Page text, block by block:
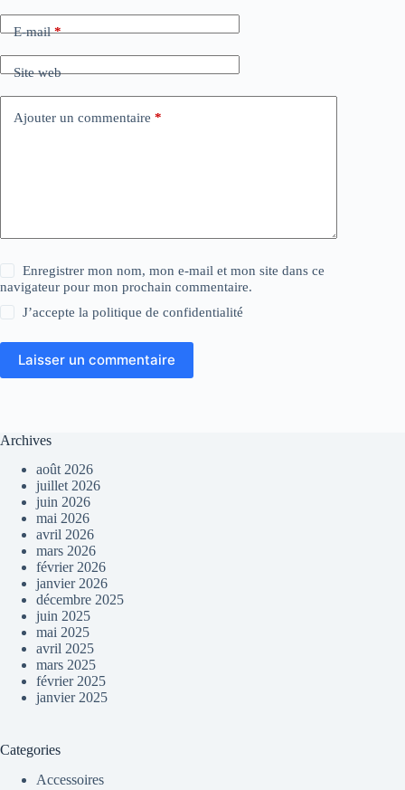
E-mail*
Site web
Ajouter un commentaire *
Enregistrer mon nom, mon e-mail et mon site dans ce
navigateur pour mon prochain commentaire.
J’accepte lapolitique de confidentialité
Laisser un commentaire
Archives
août 2026
juillet 2026
juin 2026
mai 2026
avril 2026
mars 2026
février 2026
janvier 2026
décembre 2025
juin 2025
mai 2025
avril 2025
mars 2025
février 2025
janvier 2025
Categories
Accessoires